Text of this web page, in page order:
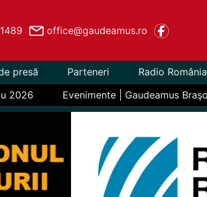
office@gaudeamus.ro
presă Parteneri
Radio România
2026 Evenimente | Gaudeamus